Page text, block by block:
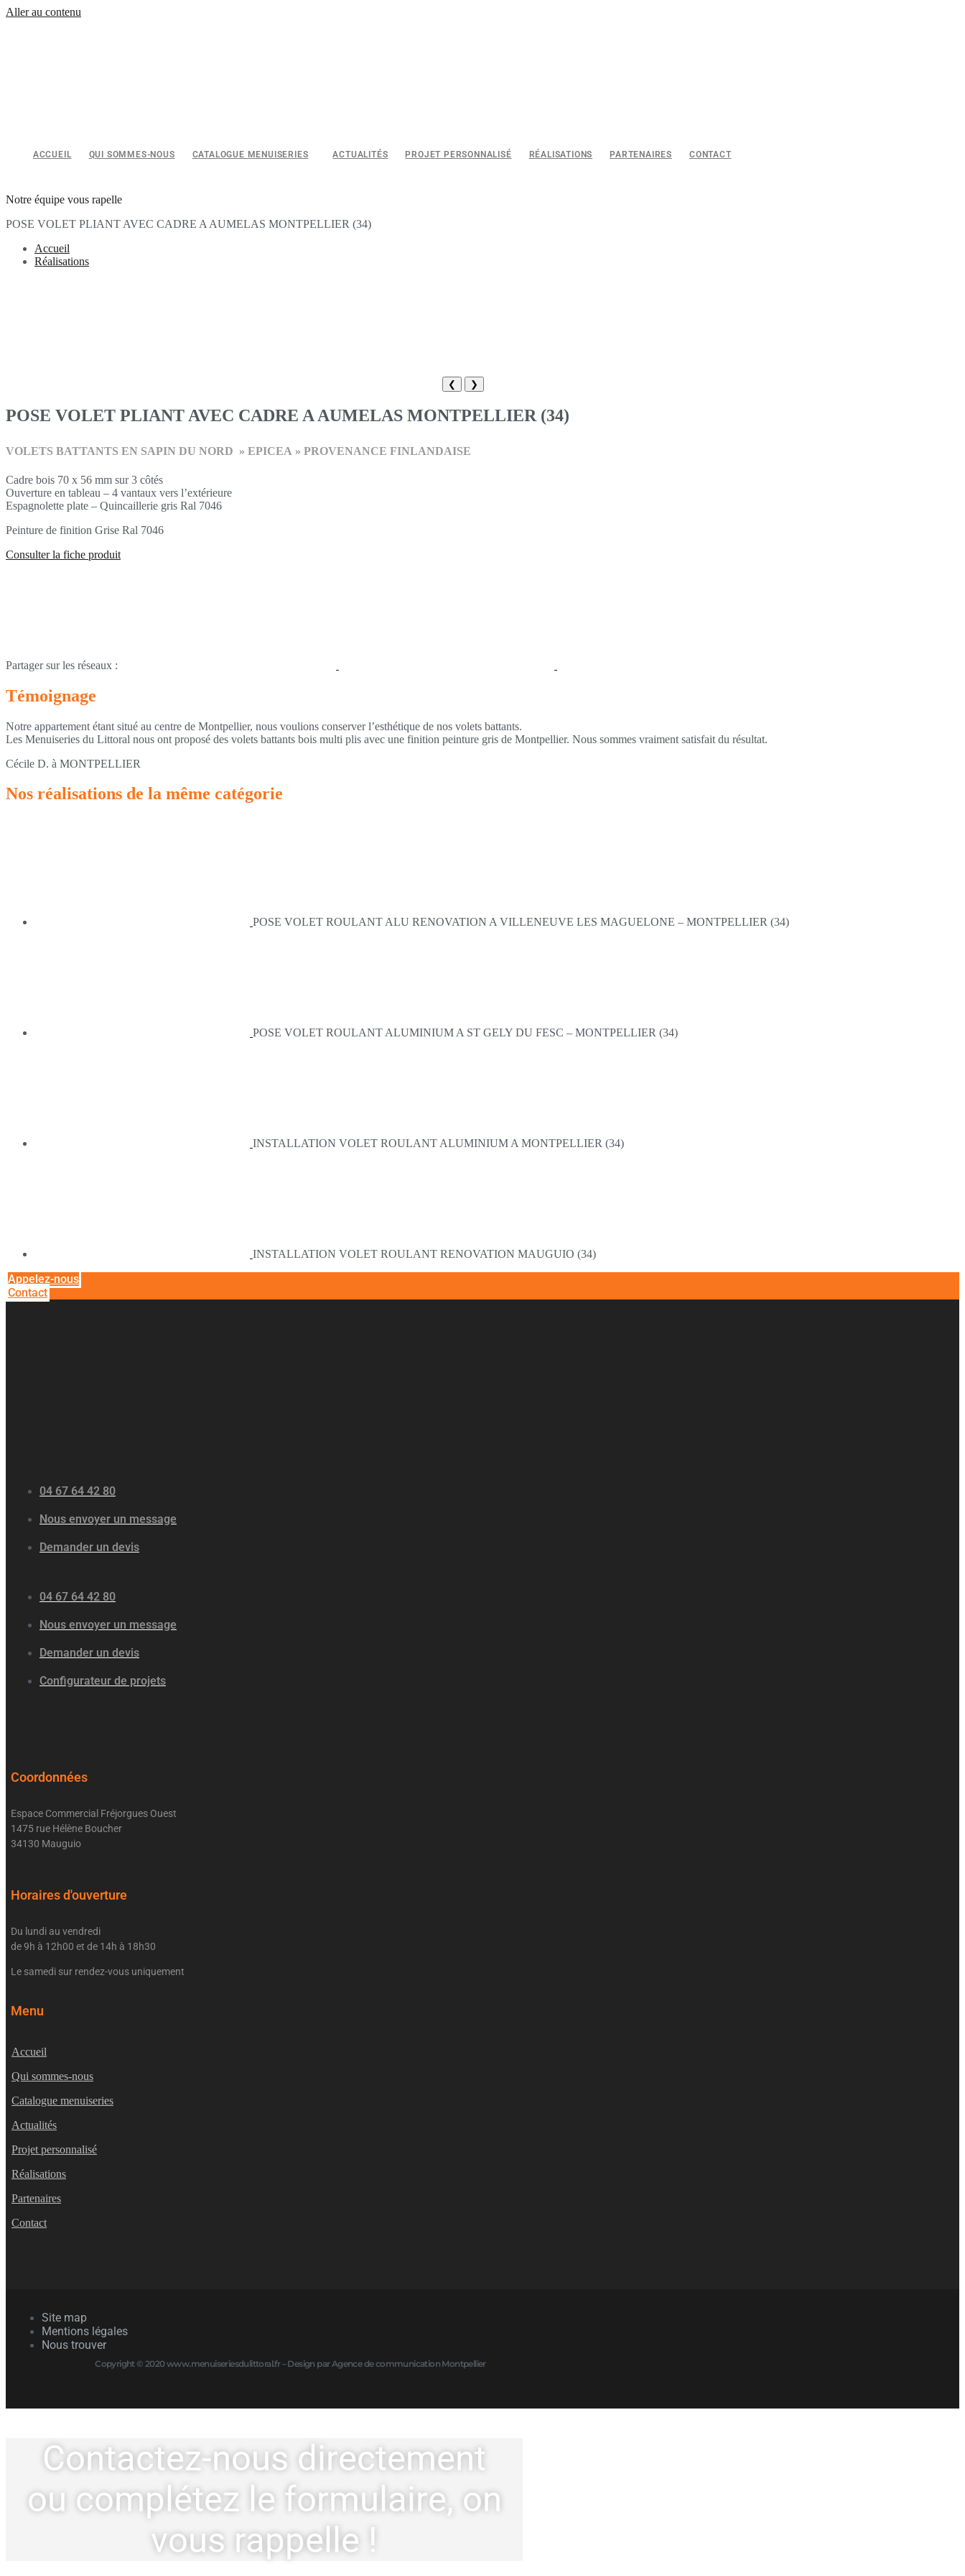
Aller au contenu
ACCUEIL QUI SOMMES-NOUS CATALOGUE MENUISERIES ACTUALITÉS PROJET PERSONNALISÉ RÉALISATIONS PARTENAIRES CONTACT
Notre équipe vous rapelle
POSE VOLET PLIANT AVEC CADRE A AUMELAS MONTPELLIER (34)
Accueil
Réalisations
❮ ❯
POSE VOLET PLIANT AVEC CADRE A AUMELAS MONTPELLIER (34)
VOLETS BATTANTS EN SAPIN DU NORD » EPICEA » PROVENANCE FINLANDAISE
Cadre bois 70 x 56 mm sur 3 côtés
Ouverture en tableau – 4 vantaux vers l’extérieure
Espagnolette plate – Quincaillerie gris Ral 7046
Peinture de finition Grise Ral 7046
Consulter la fiche produit
Partager sur les réseaux :
Témoignage
Notre appartement étant situé au centre de Montpellier, nous voulions conserver l’esthétique de nos volets battants.
Les Menuiseries du Littoral nous ont proposé des volets battants bois multi plis avec une finition peinture gris de Montpellier. Nous sommes vraiment satisfait du résultat.
Cécile D. à MONTPELLIER
Nos réalisations de la même catégorie
POSE VOLET ROULANT ALU RENOVATION A VILLENEUVE LES MAGUELONE – MONTPELLIER (34)
POSE VOLET ROULANT ALUMINIUM A ST GELY DU FESC – MONTPELLIER (34)
INSTALLATION VOLET ROULANT ALUMINIUM A MONTPELLIER (34)
INSTALLATION VOLET ROULANT RENOVATION MAUGUIO (34)
Appelez-nous
Contact
04 67 64 42 80
Nous envoyer un message
Demander un devis
04 67 64 42 80
Nous envoyer un message
Demander un devis
Configurateur de projets
Coordonnées
Espace Commercial Fréjorgues Ouest
1475 rue Hélène Boucher
34130 Mauguio
Horaires d'ouverture
Du lundi au vendredi
de 9h à 12h00 et de 14h à 18h30
Le samedi sur rendez-vous uniquement
Menu
Accueil
Qui sommes-nous
Catalogue menuiseries
Actualités
Projet personnalisé
Réalisations
Partenaires
Contact
Site map
Mentions légales
Nous trouver
Copyright © 2020 www.menuiseriesdulittoral.fr – Design par Agence de communication Montpellier
Contactez-nous directement
ou complétez le formulaire, on
vous rappelle !